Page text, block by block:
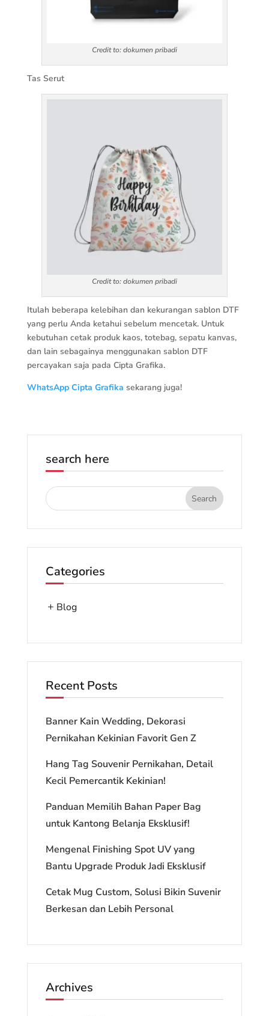
Credit to: dokumen pribadi
Tas Serut
Credit to: dokumen pribadi
Itulah beberapa kelebihan dan kekurangan sablon DTF
yang perlu Anda ketahui sebelum mencetak. Untuk
kebutuhan cetak produk kaos, totebag, sepatu kanvas,
dan lain sebagainya menggunakan sablon DTF
percayakan saja pada Cipta Grafika.
WhatsApp Cipta Grafika sekarang juga!
search here
Categories
Blog
Recent Posts
Banner Kain Wedding, Dekorasi
Pernikahan Kekinian Favorit Gen Z
Hang Tag Souvenir Pernikahan, Detail
Kecil Pemercantik Kekinian!
Panduan Memilih Bahan Paper Bag
untuk Kantong Belanja Eksklusif!
Mengenal Finishing Spot UV yang
Bantu Upgrade Produk Jadi Eksklusif
Cetak Mug Custom, Solusi Bikin Suvenir
Berkesan dan Lebih Personal
Archives